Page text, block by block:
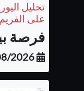
تحليل
على
فرصة
05/08/2026